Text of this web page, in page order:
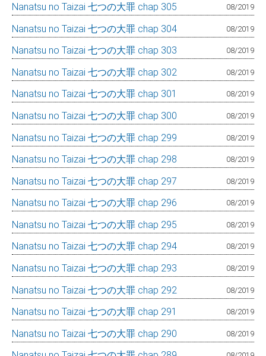
Nanatsu no Taizai 七つの大罪 chap 305 08/2019
Nanatsu no Taizai 七つの大罪 chap 304 08/2019
Nanatsu no Taizai 七つの大罪 chap 303 08/2019
Nanatsu no Taizai 七つの大罪 chap 302 08/2019
Nanatsu no Taizai 七つの大罪 chap 301 08/2019
Nanatsu no Taizai 七つの大罪 chap 300 08/2019
Nanatsu no Taizai 七つの大罪 chap 299 08/2019
Nanatsu no Taizai 七つの大罪 chap 298 08/2019
Nanatsu no Taizai 七つの大罪 chap 297 08/2019
Nanatsu no Taizai 七つの大罪 chap 296 08/2019
Nanatsu no Taizai 七つの大罪 chap 295 08/2019
Nanatsu no Taizai 七つの大罪 chap 294 08/2019
Nanatsu no Taizai 七つの大罪 chap 293 08/2019
Nanatsu no Taizai 七つの大罪 chap 292 08/2019
Nanatsu no Taizai 七つの大罪 chap 291 08/2019
Nanatsu no Taizai 七つの大罪 chap 290 08/2019